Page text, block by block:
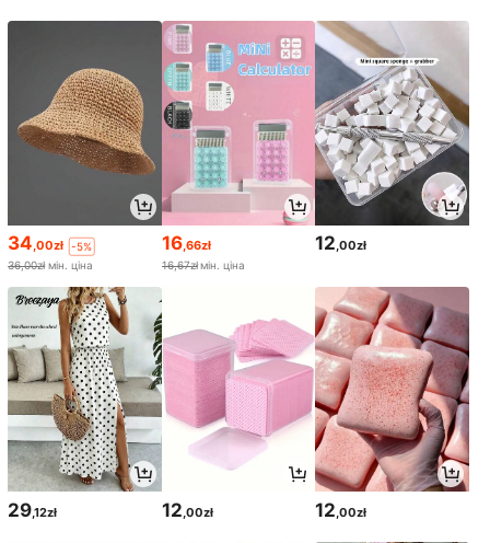
34,00zł
-5%
36,00zł мін. ціна
16,66zł
16,67złмін. ціна
12,00zł
29,12zł 12 ,00zł 12 ,00zł